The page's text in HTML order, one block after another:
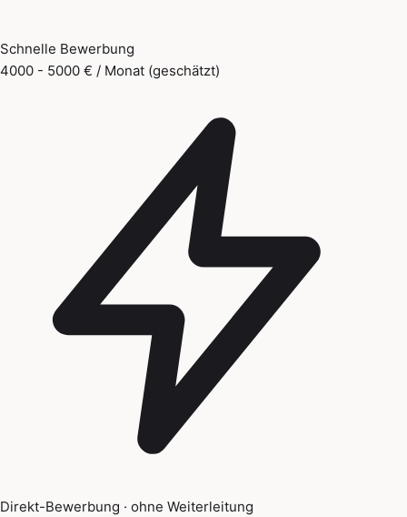
Schnelle Bewerbung
4000 - 5000 € / Monat (geschätzt)
Direkt-Bewerbung · ohne Weiterleitung